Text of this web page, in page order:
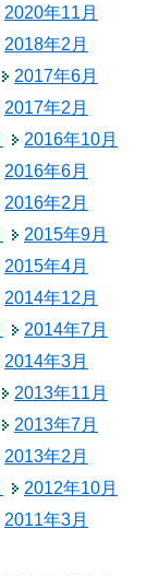
2020年11月
2018年2月
2017年6月
2017年2月
2016年10月
2016年6月
2016年2月
2015年9月
2015年4月
2014年12月
2014年7月
2014年3月
2013年11月
2013年7月
2013年2月
2012年10月
2011年3月